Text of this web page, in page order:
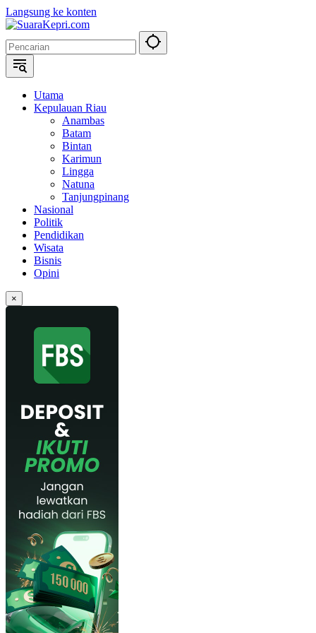
Langsung ke konten
Utama
Kepulauan Riau
Anambas
Batam
Bintan
Karimun
Lingga
Natuna
Tanjungpinang
Nasional
Politik
Pendidikan
Wisata
Bisnis
Opini
×